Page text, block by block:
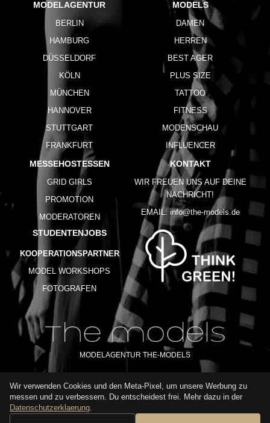
MODELAGENTUR
BERLIN
HAMBURG
DÜSSELDORF
KÖLN
MÜNCHEN
HANNOVER
STUTTGART
FRANKFURT
MODELS
DAMEN
HERREN
BEST AGER
PLUS SIZE
TATTOO
FITNESS
MODENSCHAU
INFLUENCER
MESSEHOSTESSEN
GRID GIRLS
PROMOTION
MODERATOREN
STUDENTENJOBS
KOOPERATIONSPARTNER
MODEL WORKSHOPS
FOTOGRAFEN
KONTAKT
WIR FREUEN UNS AUF DEINE
NACHRICHT!
EMAIL: info@the-models.de
MODELAGENTUR THE-MODELS
IMPRESSUM AGB DATENSCHUTZ
NUTZUNGSBEDINGUNGEN
Wir verwenden Cookies und den Meta-Pixel, um unsere Werbung zu
messen und zu verbessern. Du entscheidest frei. Mehr dazu in der
Datenschutzerklaerung.